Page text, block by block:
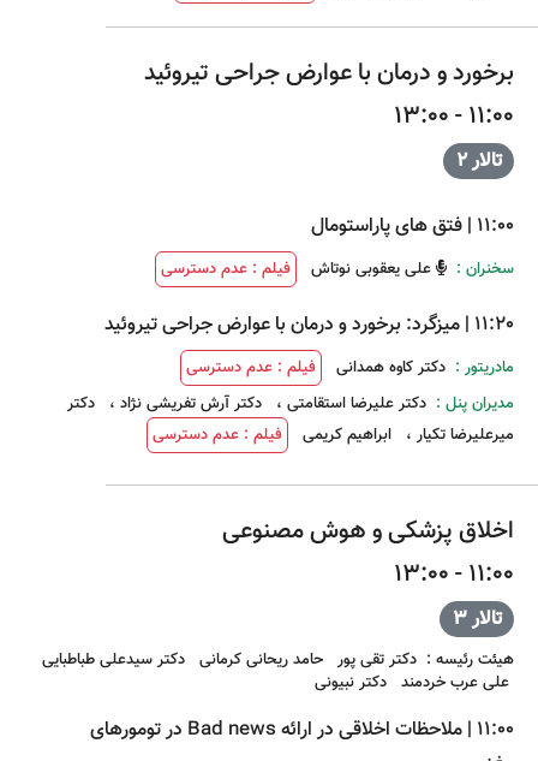
برخورد و درمان با عوارض جراحی تیروئید
11:00 - 13:00
تالار 2
11:00
| فتق های پاراستومال
سخنران : علی یعقوبی نوتاش فیلم : عدم دسترسی
11:20
| میزگرد: برخورد و درمان با عوارض جراحی تیروئید
مادریتور : دکتر کاوه همدانی
فیلم : عدم دسترسی
مدیران پنل : دکتر علیرضا استقامتی ، دکتر آرش تفریشی نژاد ،
دکتر
میرعلیرضا تکیار ، ابراهیم کریمی فیلم : عدم دسترسی
اخلاق پزشکی و هوش مصنوعی
11:00 - 13:00
تالار 3
هیئت رئیسه : دکتر تقی پور حامد ریحانی کرمانی دکتر سیدعلی طباطبایی
علی عرب خردمند دکتر نبیونی
11:00
|
ملاحظات اخلاقی در ارائه Bad news در تومورهای